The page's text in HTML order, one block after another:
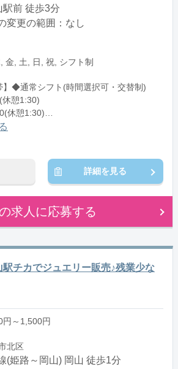
駅前 徒歩3分
変更の範囲：なし
金, 土, 日, 祝, シフト制
】◆通常シフト(時間選択可・交替制)
憩1:30)
休憩1:30)
詳細を見る
求人に応募する
チカでジュエリー販売♪残業少な
円～1,500円
北区
(姫路～岡山) 岡山 徒歩1分